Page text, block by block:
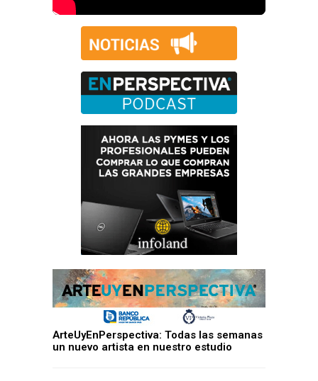
ArteUyEnPerspectiva: Todas las semanas
un nuevo artista en nuestro estudio